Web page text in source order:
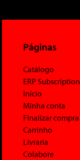
Páginas
Catálogo
ERP Subscription
Início
Minha conta
Finalizar compra
Carrinho
Livraria
Colabore